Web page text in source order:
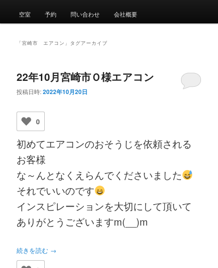
メ
空室 予約 問い合わせ 会社概要
「宮崎市 エアコン 」タグアーカイブ
22年10月宮崎市Ｏ様エアコン
投稿日時:2022年10月20日
0
初めてエアコンのおそうじを依頼される
お客様
な～んとなくえらんでくださいました
それでいいのです
インスピレーションを大切にして頂いて
ありがとうございますm(__)m
続きを読む →